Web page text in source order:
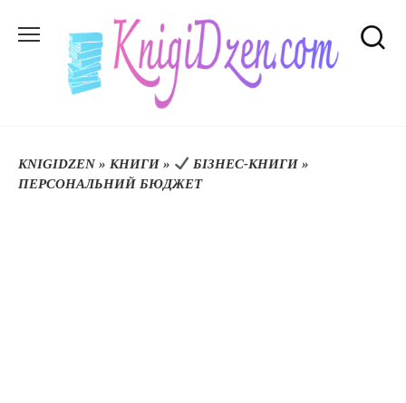
до
KNIGIDZEN» КНИГИ » БІЗНЕС-КНИГИ»
ПЕРСОНАЛЬНИЙ БЮДЖЕТ